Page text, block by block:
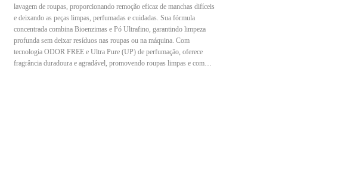
lavagem de roupas, proporcionando remoção eficaz de manchas difíceis
e deixando as peças limpas, perfumadas e cuidadas. Sua fórmula
concentrada combina Bioenzimas e Pó Ultrafino, garantindo limpeza
profunda sem deixar resíduos nas roupas ou na máquina. Com
tecnologia ODOR FREE e Ultra Pure (UP) de perfumação, oferece
fragrância duradoura e agradável, promovendo roupas limpas e com